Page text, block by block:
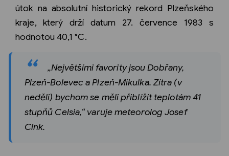
útok na absolutní historický rekord Plzeňského
kraje, který drží datum 27. července 1983 s
hodnotou 40,1 °C.
„Největšími favority jsou Dobřany,
Plzeň-Bolevec a Plzeň-Mikulka. Zítra (v
neděli) bychom se měli přiblížit teplotám 41
stupňů Celsia,“ varuje meteorolog Josef
Cink.